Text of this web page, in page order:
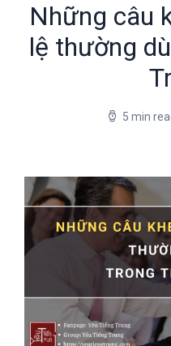
Những câu
lệ thường
5 min